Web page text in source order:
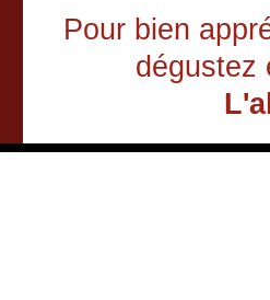
Pour bien
dégustez